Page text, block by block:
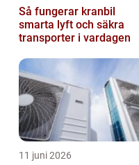
Så fungerar kranbil
smarta lyft och säkra
transporter i vardagen
11 juni 2026